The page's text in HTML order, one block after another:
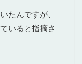
たんですが、
いると指摘さ